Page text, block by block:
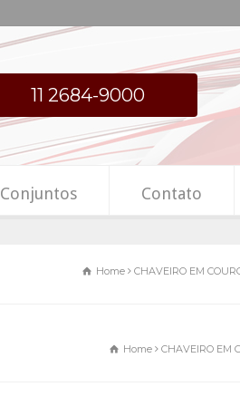
11 2684-9000
Conjuntos Contato
Home CHAVEIRO EM
Home CHAVEIRO EM